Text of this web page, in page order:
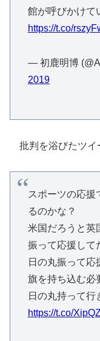
館が呼びかけて
https://t.co/
— 初鹿明博
2019
批判を浴びたツイ
スポーツの応援
るのかな？
米国だろうと英
振って応援して
日の丸振って
旗を持ち込む必
日の丸持って行
https://t.co/